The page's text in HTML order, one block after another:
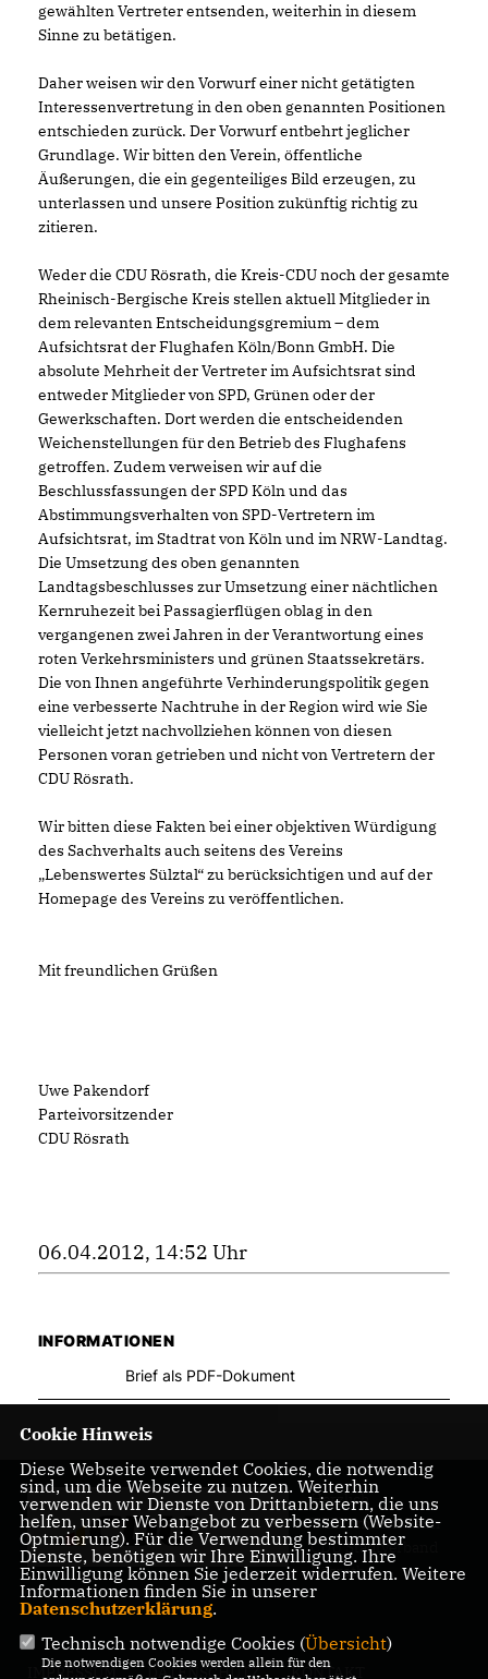
gewählten Vertreter entsenden, weiterhin in diesem
Sinne zu betätigen.
Daher weisen wir den Vorwurf einer nicht getätigten
Interessenvertretung in den oben genannten Positionen
entschieden zurück. Der Vorwurf entbehrt jeglicher
Grundlage. Wir bitten den Verein, öffentliche
Äußerungen, die ein gegenteiliges Bild erzeugen, zu
unterlassen und unsere Position zukünftig richtig zu
zitieren.
Weder die CDU Rösrath, die Kreis-CDU noch der gesamte
Rheinisch-Bergische Kreis stellen aktuell Mitglieder in
dem relevanten Entscheidungsgremium – dem
Aufsichtsrat der Flughafen Köln/Bonn GmbH. Die
absolute Mehrheit der Vertreter im Aufsichtsrat sind
entweder Mitglieder von SPD, Grünen oder der
Gewerkschaften. Dort werden die entscheidenden
Weichenstellungen für den Betrieb des Flughafens
getroffen. Zudem verweisen wir auf die
Beschlussfassungen der SPD Köln und das
Abstimmungsverhalten von SPD-Vertretern im
Aufsichtsrat, im Stadtrat von Köln und im NRW-Landtag.
Die Umsetzung des oben genannten
Landtagsbeschlusses zur Umsetzung einer nächtlichen
Kernruhezeit bei Passagierflügen oblag in den
vergangenen zwei Jahren in der Verantwortung eines
roten Verkehrsministers und grünen Staatssekretärs.
Die von Ihnen angeführte Verhinderungspolitik gegen
eine verbesserte Nachtruhe in der Region wird wie Sie
vielleicht jetzt nachvollziehen können von diesen
Personen voran getrieben und nicht von Vertretern der
CDU Rösrath.
Wir bitten diese Fakten bei einer objektiven Würdigung
des Sachverhalts auch seitens des Vereins
Lebenswertes Sülztal“ zu berücksichtigen und auf der
Homepage des Vereins zu veröffentlichen.
Mit freundlichen Grüßen
Uwe Pakendorf
Parteivorsitzender
CDU Rösrath
06.04.2012, 14:52 Uhr
INFORMATIONEN
Brief als PDF-Dokument
Herzlich
Willkommen beim
CDU Stadtverband
Rösrath
IMPRESSUM DATENSCHUTZ KONTAKT
Cookie Hinweis
Diese Webseite verwendet Cookies, die notwendig
sind, um die Webseite zu nutzen. Weiterhin
verwenden wir Dienste von Drittanbietern, die uns
helfen, unser Webangebot zu verbessern (Website-
Optmierung). Für die Verwendung bestimmter
Dienste, benötigen wir Ihre Einwilligung. Ihre
Einwilligung können Sie jederzeit widerrufen. Weitere
Informationen finden Sie in unserer
Datenschutzerklärung.
Technisch notwendige Cookies (Übersicht)
Die notwendigen Cookies werden allein für den